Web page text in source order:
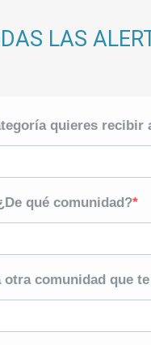
LAS
quieres recibir
qué comunidad?
otra comunidad que